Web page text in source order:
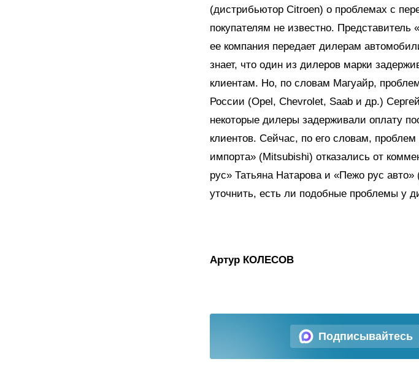
(дистрибьютор Citroen) о проблемах с
покупателям не известно.
ее компания передает дилерам
знает, что один из дилеров марки
клиентам. Но, по словам Магуайр,
России (Opel, Chevrolet, Saab и др.)
некоторые дилеры задерживали оплату
клиентов. Сейчас, по его словам,
импорта» (Mitsubishi) отказались от
рус» Татьяна Натарова и «Пежо рус
уточнить, есть ли подобные проблемы у
Артур КОЛЕСОВ
Подписывайтесь